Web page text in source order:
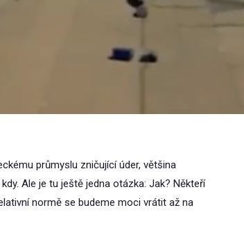
průmyslu zničující úder, většina
Ale je tu ještě jedna otázka: Jak? Někteří
normě se budeme moci vrátit až na